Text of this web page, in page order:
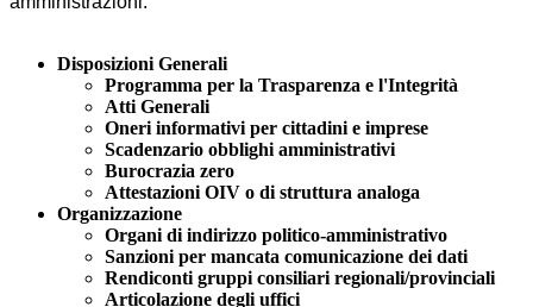
Disposizioni Generali
Programma per la Trasparenza e l'Integrità
Atti Generali
Oneri informativi per cittadini e imprese
Scadenzario obblighi amministrativi
Burocrazia zero
Attestazioni OIV o di struttura analoga
Organizzazione
Organi di indirizzo politico-amministrativo
Sanzioni per mancata comunicazione dei dati
Rendiconti gruppi consiliari regionali/provinciali
Articolazione degli uffici